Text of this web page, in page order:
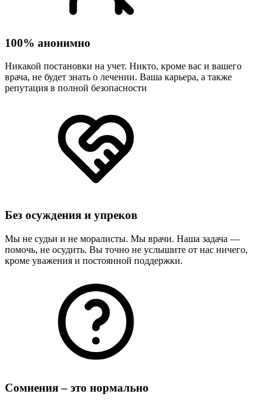
100% анонимно
Никакой постановки на учет. Никто, кроме вас и вашего
врача, не будет знать о лечении. Ваша карьера, а также
репутация в полной безопасности
Без осуждения и упреков
Мы не судьи и не моралисты. Мы врачи. Наша задача —
помочь, не осудить. Вы точно не услышите от нас ничего,
кроме уважения и постоянной поддержки.
Сомнения – это нормально